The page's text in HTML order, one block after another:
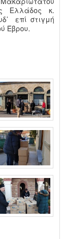
Ελλάδος κ.
επί στιγμή
Έβρου.